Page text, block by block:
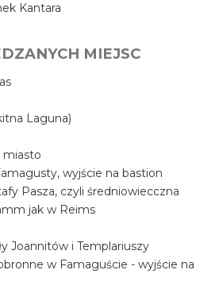
Kantara
MIEJSC
Laguna)
miasto
wyjście na bastion
Pasza, czyli średniowiecczna
jak w Reims
Joannitów i Templariuszy
w Famaguście - wyjście na